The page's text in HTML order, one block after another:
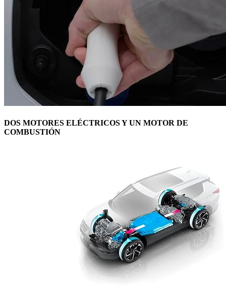
DOS MOTORES ELÉCTRICOS Y UN MOTOR DE
COMBUSTIÓN